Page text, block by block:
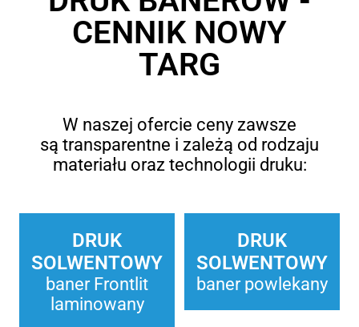
CENNIK NOWY
TARG
W naszej ofercie ceny zawsze
są transparentne i zależą od rodzaju
materiału oraz technologii druku:
DRUK
SOLWENTOWY
baner Frontlit
laminowany
DRUK
SOLWENTOWY
baner powlekany